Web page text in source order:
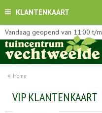
KLANTENKAART
Home
Vandaag geopend van 11:00 t/m
VIP KLANTENKAART